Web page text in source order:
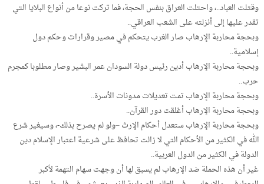
وقتلت العباد..، واحتلت العراق بنفس الحجة، فما تركت نوعا من أنواع البلايا التي
تقدر عليها إلى أنزلته على الشعب العراقي..
وبحجة محاربة الإرهاب صار الغرب يتحكم في مصير وقرارات وحكم دول
إسلامية..
وبحجة محاربة الإرهاب أدين رئيس دولة السودان عمر البشير وصار مطلوبا كمجرم
حرب..
وبحجة محاربة الإرهاب تمت تعديلات مدونات الأسرة..
وبحجة محاربة الإرهاب أغلقت دور القرآن..
وبحجة محاربة الإرهاب ستعدل أحكام الإرث –ولو لم يصرح بذلك-، وسيغير شرع
الله في الكثير من الأحكام التي لا زالت تحافظ على شرعية اعتبار الإسلام دين
الدولة في الكثير من الدول العربية..
غير أن هذه الحملة ضد الإرهاب لم يسبق لها أن وجهت سهام التهمة لأكبر